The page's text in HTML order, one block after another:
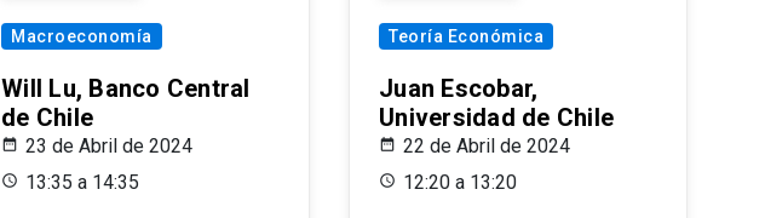
Macroeconomía
Will Lu, Banco Central
de Chile
23 de Abril de 2024
13:35 a 14:35
Teoría Económica
Juan Escobar,
Universidad de Chile
22 de Abril de 2024
12:20 a 13:20